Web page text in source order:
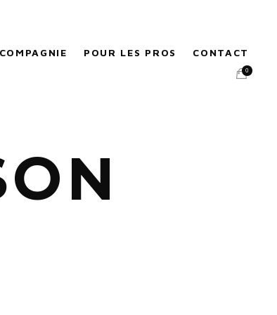
POUR LES PROS CONTACT
0